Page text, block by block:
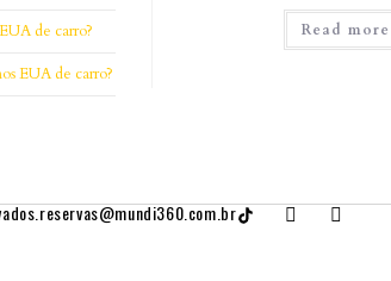
Read more
de carro?
EUA de carro?
reservas@mundi360.com.br